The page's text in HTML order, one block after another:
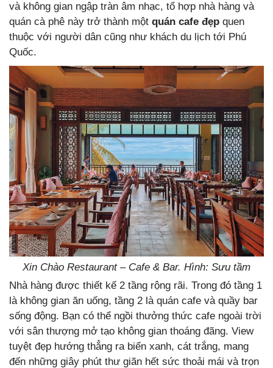
và không gian ngập tràn âm nhạc, tổ hợp nhà hàng và
quán cà phê này trở thành một quán cafe đẹp quen
thuộc với người dân cũng như khách du lịch tới Phú
Quốc.
Xin Chào Restaurant – Cafe & Bar. Hình: Sưu tầm
Nhà hàng được thiết kế 2 tầng rộng rãi. Trong đó tầng 1
là không gian ăn uống, tầng 2 là quán cafe và quầy bar
sống động. Bạn có thể ngồi thưởng thức cafe ngoài trời
với sân thượng mở tạo không gian thoáng đãng. View
tuyệt đẹp hướng thẳng ra biển xanh, cát trắng, mang
đến những giây phút thư giãn hết sức thoải mái và trọn